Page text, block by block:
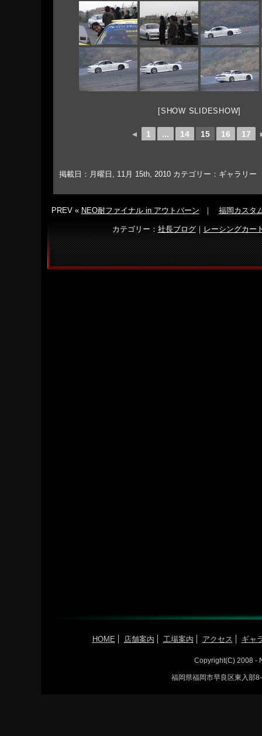
[SHOW SLIDESHOW]
◄ 1 ... 14 15 16 17
掲載日：月曜日, 11月 15th, 2010 カテゴリー： ギャラリー
PREV « NEO耐ファイナル in アウトバーン ｜ 福岡カスタ
カテゴリー： 社長ブログ｜ レーシングカー
HOME 店舗案内 工場案内 アクセス ギャ
Copyright(C) 2008 -
福岡県福岡市早良区東入部